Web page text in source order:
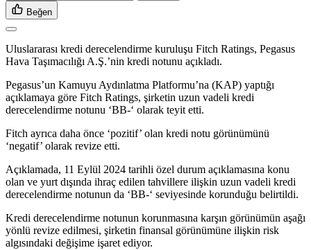
Beğen
Uluslararası kredi derecelendirme kuruluşu Fitch Ratings, Pegasus
Hava Taşımacılığı A.Ş.’nin kredi notunu açıkladı.
Pegasus’un Kamuyu Aydınlatma Platformu’na (KAP) yaptığı
açıklamaya göre Fitch Ratings, şirketin uzun vadeli kredi
derecelendirme notunu ‘BB-‘ olarak teyit etti.
Fitch ayrıca daha önce ‘pozitif’ olan kredi notu görünümünü
‘negatif’ olarak revize etti.
Açıklamada, 11 Eylül 2024 tarihli özel durum açıklamasına konu
olan ve yurt dışında ihraç edilen tahvillere ilişkin uzun vadeli kredi
derecelendirme notunun da ‘BB-‘ seviyesinde korunduğu belirtildi.
Kredi derecelendirme notunun korunmasına karşın görünümün aşağı
yönlü revize edilmesi, şirketin finansal görünümüne ilişkin risk
algısındaki değişime işaret ediyor.